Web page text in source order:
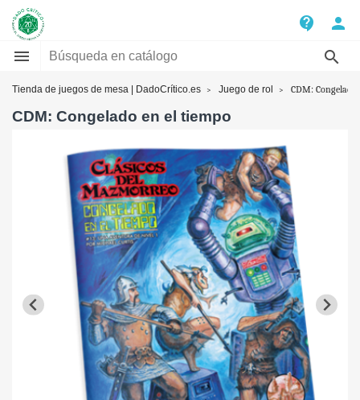
contact_support
person


Tienda de juegos de mesa | DadoCrítico.es Juego de rol CDM:
CDM: Congelado en el tiempo